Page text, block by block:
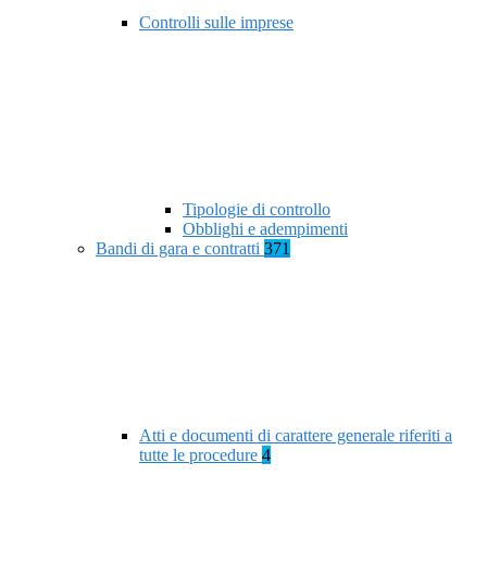
Controlli sulle imprese
Tipologie di controllo
Obblighi e adempimenti
Bandi di gara e contratti 371
Atti e documenti di carattere generale riferiti a
tutte le procedure 4